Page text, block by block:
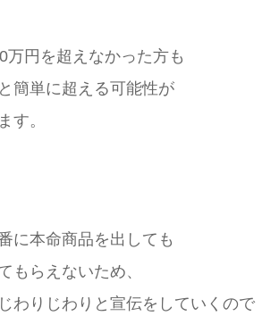
万円を超えなかった方も
簡単に超える可能性が
す。
に本命商品を出しても
もらえないため、
わりじわりと宣伝をしていくので